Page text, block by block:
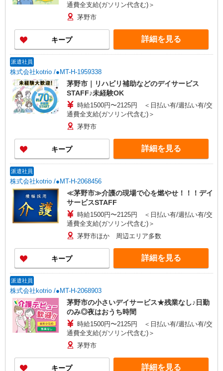
通費全支給(ガソリン代含む)＞
茅野市
キープ 詳細を見る
派遣社員
株式会社kotrio /●MT-H-1959338
茅野市｜リハビリ補助などのデイサービス
STAFF♪未経験OK
時給1500円〜2125円 ＜日払い有/週払い有/交
通費全支給(ガソリン代含む)＞
茅野市
キープ 詳細を見る
派遣社員
株式会社kotrio /●MT-H-2068456
≪茅野市≫介護の現場で心を燃やせ！！！デイ
サービスSTAFF
時給1500円〜2125円 ＜日払い有/週払い有/交
通費全支給(ガソリン代含む)＞
茅野市ほか 周辺エリア多数
キープ 詳細を見る
派遣社員
株式会社kotrio /●MT-H-2068903
茅野市の小さいデイサービス★残業なし♪日勤
のみ◎夜はおうち時間
時給1500円〜2125円 ＜日払い有/週払い有/交
通費全支給(ガソリン代含む)＞
茅野市
キープ 詳細を見る